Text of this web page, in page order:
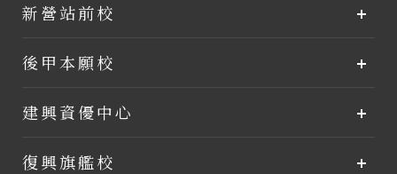
新營站前校
後甲本願校
建興資優中心
復興旗艦校